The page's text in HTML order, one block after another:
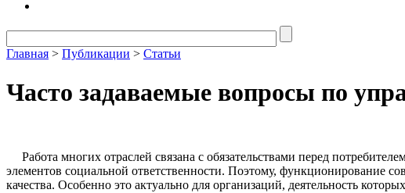
Главная > Публикации > Статьи
Часто задаваемые вопросы по
Работа многих отраслей связана с обязательствами перед
элементов социальной ответственности. Поэтому, функционирование
качества. Особенно это актуально для организаций, деятельность